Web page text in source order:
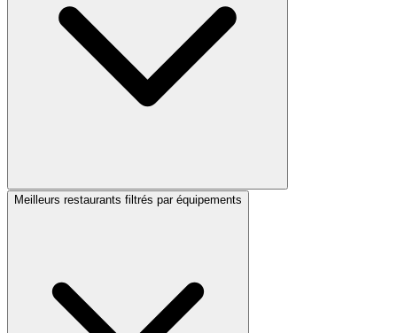
Meilleurs restaurants filtrés par équipements